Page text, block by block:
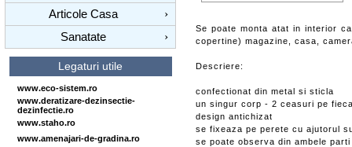
Articole Casa
›
Sanatate
›
Legaturi utile
www.eco-sistem.ro
www.deratizare-dezinsectie-
dezinfectie.ro
www.staho.ro
www.amenajari-de-gradina.ro
Se poate monta atat in interior
copertine) magazine, casa,
Descriere:
confectionat din metal si sticla
un singur corp - 2 ceasuri pe
design antichizat
se fixeaza pe perete cu ajutorul
se poate observa din ambele